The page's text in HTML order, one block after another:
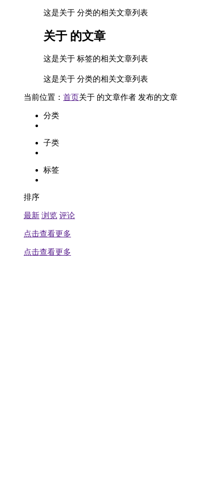
这是关于 分类的相关文章列表
关于 的文章
这是关于 标签的相关文章列表
这是关于 分类的相关文章列表
当前位置： 首页关于 的文章作者 发布的文章
分类
子类
标签
排序
最新 浏览 评论
点击查看更多
点击查看更多